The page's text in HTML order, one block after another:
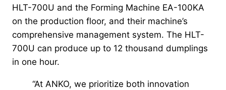
HLT-700U and the Forming Machine EA-100KA
on the production floor, and their machine’s
comprehensive management system. The HLT-
700U can produce up to 12 thousand dumplings
in one hour.
“At ANKO, we prioritize both innovation